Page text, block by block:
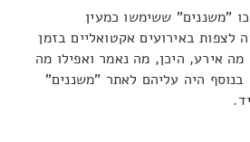
"משננים" ששימשו כמעין
לצפות באירועים אקטואליים בזמן
אירע, היכן, מה נאמר ואפילו מה
בנוסף היה עליהם לאתר "משננים"